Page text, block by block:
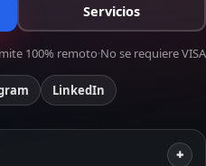
Servicios
100% remoto·No se requiere VISA
LinkedIn